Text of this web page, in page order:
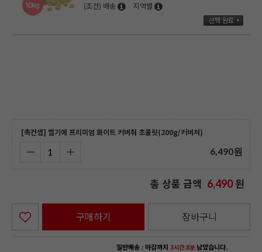
(조건) 배송
지역별
[촉컨셉] 벨기에 프리미엄 화이트 커버춰 초콜릿(200g/커버처)
6,490원
총 상품 금액 6,490 원
구매하기 장바구니
일반배송 : 마감까지 3시간:8분남았습니다.